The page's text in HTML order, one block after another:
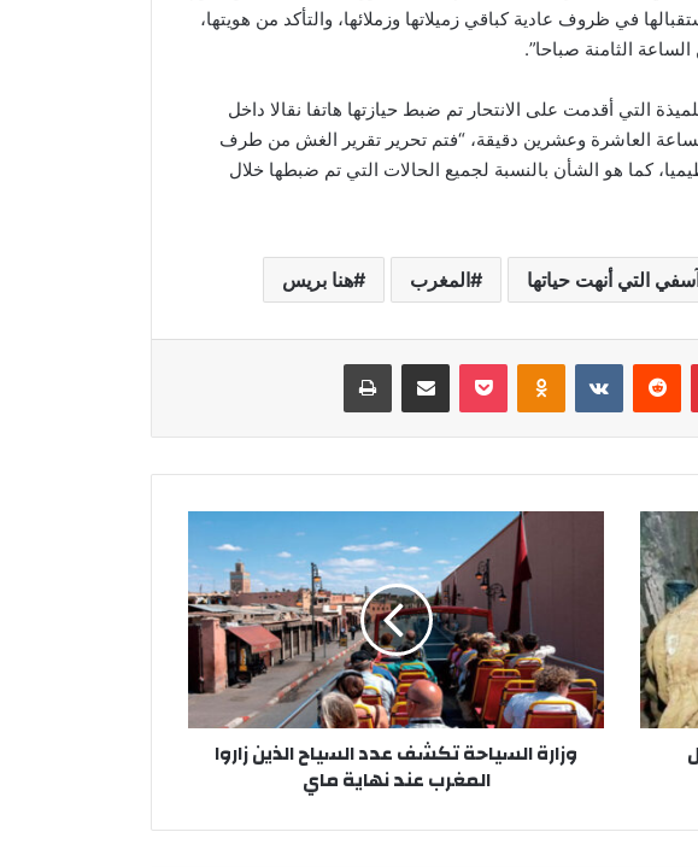
في ظروف عادية كباقي زميلاتها وزملائها، والتأكد من هويتها،
الثامنة صباحا”.
التي أقدمت على الانتحار تم ضبط حيازتها هاتفا نقالا داخل
العاشرة وعشرين دقيقة، “فتم تحرير تقرير الغش من طرف
كما هو الشأن بالنسبة لجميع الحالات التي تم ضبطها خلال
التي أنهت حياتها المغرب هنا بريس
بينتيريست
ل
س
ي
ت
وزارة السياحة تكشف عدد السياح الذين زاروا
المغرب عند نهاية ماي